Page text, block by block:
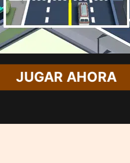
JUGAR AHORA